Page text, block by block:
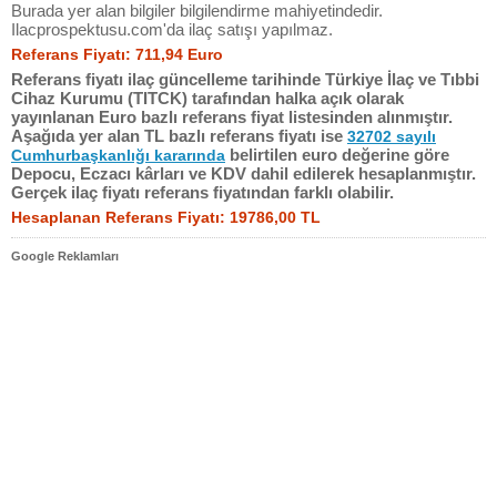
Burada yer alan bilgiler bilgilendirme mahiyetindedir.
Ilacprospektusu.com'da ilaç satışı yapılmaz.
Referans Fiyatı: 711,94 Euro
Referans fiyatı ilaç güncelleme tarihinde Türkiye İlaç ve Tıbbi
Cihaz Kurumu (TITCK) tarafından halka açık olarak
yayınlanan Euro bazlı referans fiyat listesinden alınmıştır.
Aşağıda yer alan TL bazlı referans fiyatı ise 32702 sayılı
Cumhurbaşkanlığı kararında belirtilen euro değerine göre
Depocu, Eczacı kârları ve KDV dahil edilerek hesaplanmıştır.
Gerçek ilaç fiyatı referans fiyatından farklı olabilir.
Hesaplanan Referans Fiyatı: 19786,00 TL
Google Reklamları